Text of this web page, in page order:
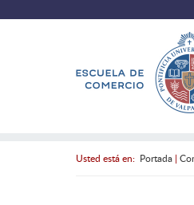
Usted está en: Portada|